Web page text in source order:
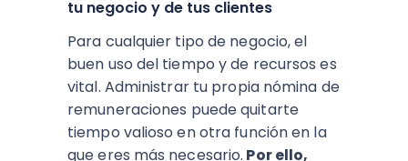
tu negocio y de tus clientes
Para cualquier tipo de negocio, el
buen uso del tiempo y de recursos es
vital. Administrar tu propia nómina de
remuneraciones puede quitarte
tiempo valioso en otra función en la
que eres más necesario. Por ello,